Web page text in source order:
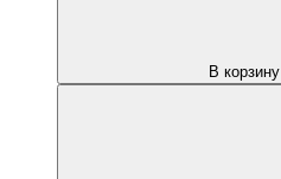
В корзину